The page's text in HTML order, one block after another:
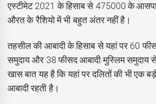
एस्टीमेट 2021 के हिसाब से 475000 के
औरत के रैशियो में भी बहुत अंतर नहीं है।
तहसील की आबादी के हिसाब से यहां पर 60
समुदाय और 38 फीसद आबादी मुस्लिम समुदाय
खास बात यह है कि यहां पर दलितों की भी एक
आबादी रहती है।